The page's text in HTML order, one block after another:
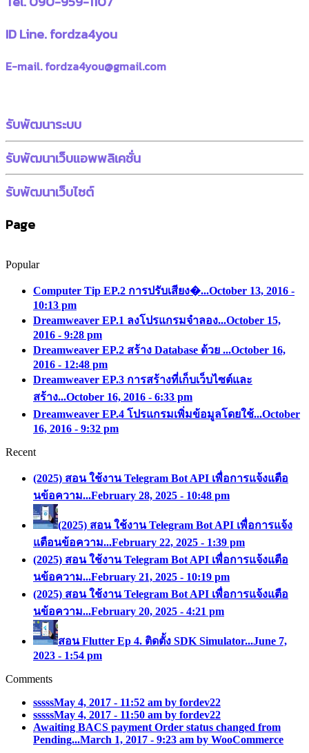
ID Line. fordza4you
E-mail. fordza4you@gmail.com
รับพัฒนาระบบ
รับพัฒนาเว็บแอพพลิเคชั่น
รับพัฒนาเว็บไซต์
Page
Popular
Computer Tip EP.2 การปรับเสียง�...October 13, 2016 -
10:13 pm
Dreamweaver EP.1 ลงโปรแกรมจำลอง...October 15,
2016 - 9:28 pm
Dreamweaver EP.2 สร้าง Database ด้วย ...October 16,
2016 - 12:48 pm
Dreamweaver EP.3 การสร้างที่เก็บเว็บไซต์และ
สร้าง...October 16, 2016 - 6:33 pm
Dreamweaver EP.4 โปรแกรมเพิ่มข้อมูลโดยใช้...October
16, 2016 - 9:32 pm
Recent
(2025) สอน ใช้งาน Telegram Bot API เพื่อการแจ้งแตือ
นข้อความ...February 28, 2025 - 10:48 pm
(2025) สอน ใช้งาน Telegram Bot API เพื่อการแจ้ง
แตือนข้อความ...February 22, 2025 - 1:39 pm
(2025) สอน ใช้งาน Telegram Bot API เพื่อการแจ้งแตือ
นข้อความ...February 21, 2025 - 10:19 pm
(2025) สอน ใช้งาน Telegram Bot API เพื่อการแจ้งแตือ
นข้อความ...February 20, 2025 - 4:21 pm
สอน Flutter Ep 4. ติดตั้ง SDK Simulator...June 7,
2023 - 1:54 pm
Comments
sssssMay 4, 2017 - 11:52 am by fordev22
sssssMay 4, 2017 - 11:50 am by fordev22
Awaiting BACS payment Order status changed from
Pending...March 1, 2017 - 9:23 am by WooCommerce